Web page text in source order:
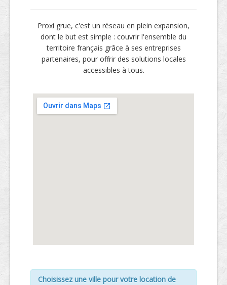
Proxi grue, c'est un réseau en plein expansion,
dont le but est simple : couvrir l'ensemble du
territoire français grâce à ses entreprises
partenaires, pour offrir des solutions locales
accessibles à tous.
Choisissez une ville pour votre location de